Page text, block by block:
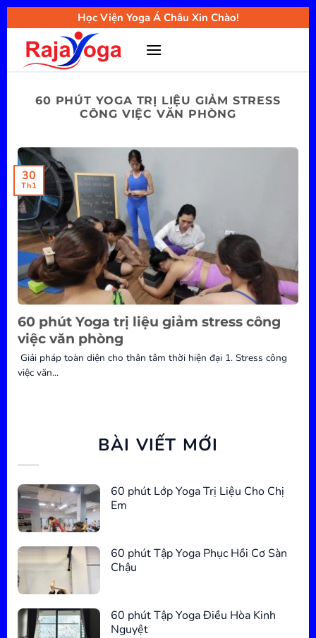
Bỏ
qua
nội
Học Viện Yoga Á Châu Xin Chào!
60 PHÚT YOGA TRỊ LIỆU GIẢM STRESS
CÔNG VIỆC VĂN PHÒNG
60 phút Yoga trị liệu giảm stress công
việc văn phòng
Giải pháp toàn diện cho thân tâm thời hiện đại 1. Stress công
việc văn...
30
Th1
BÀI VIẾT MỚI
60 phút Lớp Yoga Trị Liệu Cho Chị
Em
60 phút Tập Yoga Phục Hồi Cơ Sàn
Chậu
60 phút Tập Yoga Điều Hòa Kinh
Nguyệt